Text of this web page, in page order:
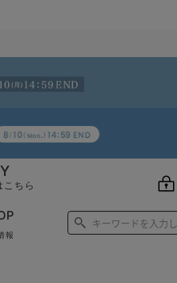
ちら
報